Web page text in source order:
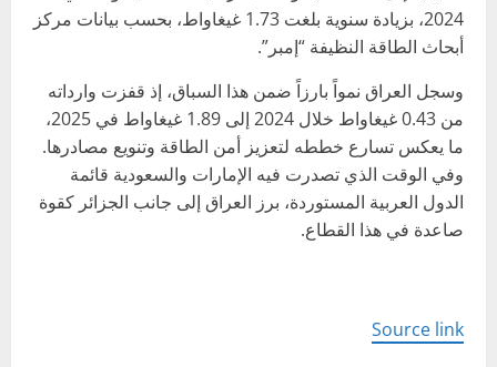
2024، بزيادة سنوية بلغت 1.73 غيغاواط، بحسب بيانات مركز
أبحاث الطاقة النظيفة “إمبر”.
وسجل العراق نمواً بارزاً ضمن هذا السباق، إذ قفزت وارداته
من 0.43 غيغاواط خلال 2024 إلى 1.89 غيغاواط في 2025،
ما يعكس تسارع خططه لتعزيز أمن الطاقة وتنويع مصادرها.
وفي الوقت الذي تصدرت فيه الإمارات والسعودية قائمة
الدول العربية المستوردة، برز العراق إلى جانب الجزائر كقوة
صاعدة في هذا القطاع.
Source link